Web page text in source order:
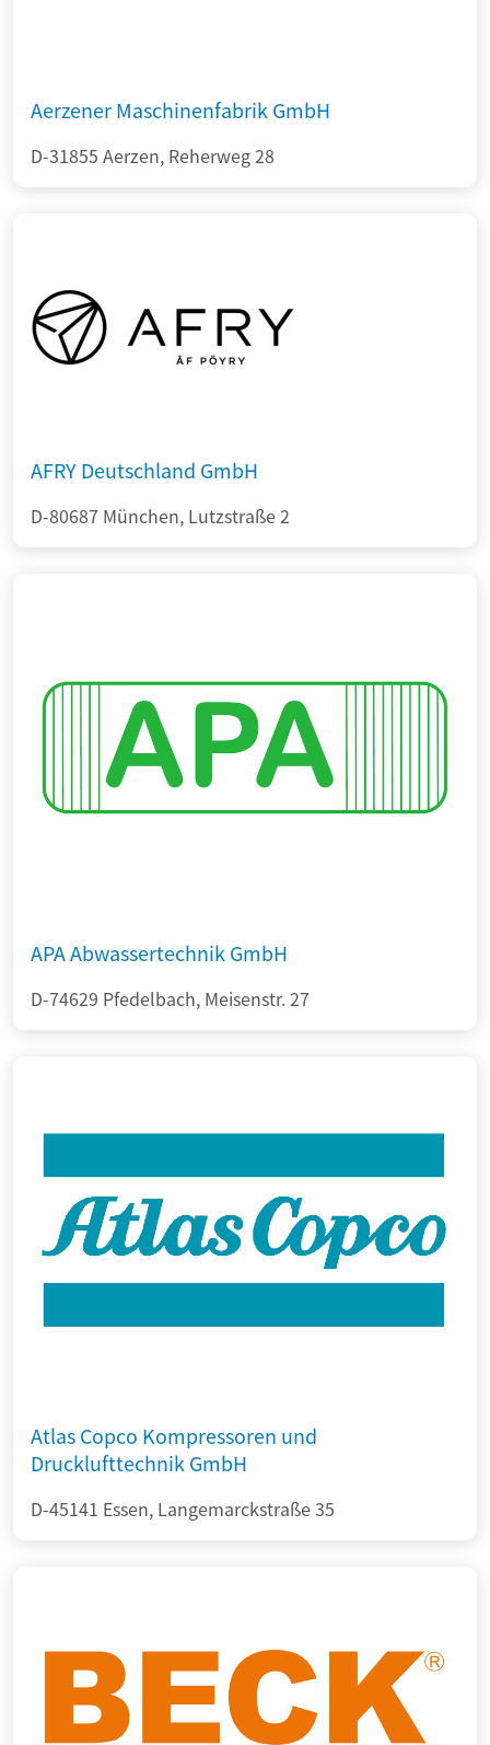
Aerzener Maschinenfabrik GmbH
D-31855 Aerzen, Reherweg 28
AFRY Deutschland GmbH
D-80687 München, Lutzstraße 2
APA Abwassertechnik GmbH
D-74629 Pfedelbach, Meisenstr. 27
Atlas Copco Kompressoren und
Drucklufttechnik GmbH
D-45141 Essen, Langemarckstraße 35